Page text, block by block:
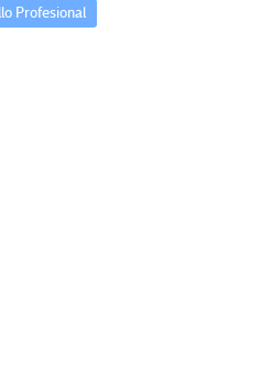
Profesional